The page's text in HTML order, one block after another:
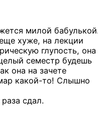
милой
хуже, на лекции
глупость, она
семестр будешь
она на зачете
какой-то! Слышно
сдал.